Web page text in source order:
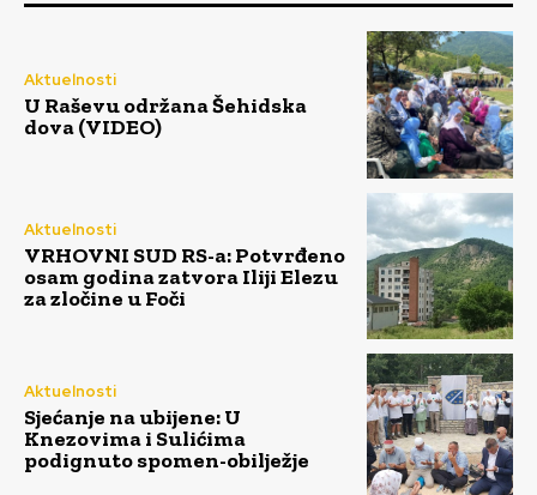
Aktuelnosti
U Raševu održana Šehidska
dova (VIDEO)
Aktuelnosti
VRHOVNI SUD RS-a: Potvrđeno
osam godina zatvora Iliji Elezu
za zločine u Foči
Aktuelnosti
Sjećanje na ubijene: U
Knezovima i Sulićima
podignuto spomen-obilježje